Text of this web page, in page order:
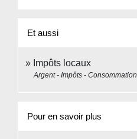
Et aussi
Impôts locaux
Argent - Impôts - Consommation
Pour en savoir plus